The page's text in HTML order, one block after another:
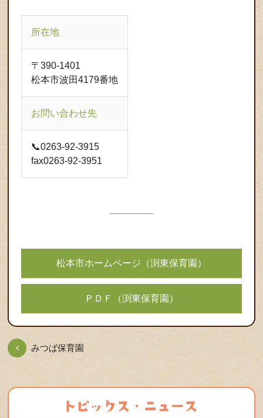
所在地
〒390-1401
松本市波田4179番地
お問い合わせ先
📞0263-92-3915
fax0263-92-3951
松本市ホームページ（渕東保育園）
ＰＤＦ（渕東保育園）
みつば保育園